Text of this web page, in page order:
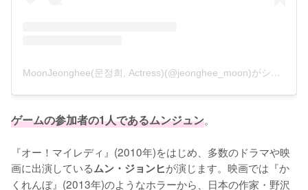
MoonJeonghee(문정희, Actress)(@jeonghee_moon)がシェアした投稿
ゲームの参加者の1人であるムンジュン。
『オー！マイレディ』(2010年)をはじめ、多数のドラマや映
画に出演しているムン・ジョンヒが演じます。映画では『か
くれんぼ』(2013年)のようなホラーから、日本の作家・野沢